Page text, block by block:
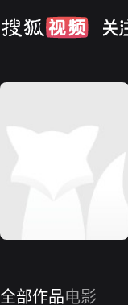
全部作品电影